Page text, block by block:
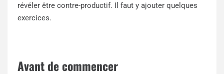
révéler être contre-productif. Il faut y ajouter quelques
exercices.
Avant de commencer